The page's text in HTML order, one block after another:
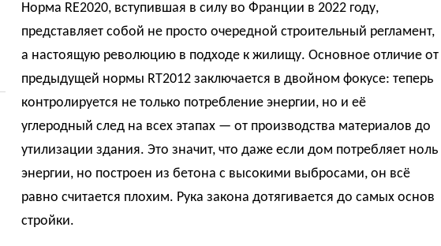
Норма RE2020, вступившая в силу во Франции в 2022 году,
представляет собой не просто очередной строительный регламент,
а настоящую революцию в подходе к жилищу. Основное отличие от
предыдущей нормы RT2012 заключается в двойном фокусе: теперь
контролируется не только потребление энергии, но и её
углеродный след на всех этапах — от производства материалов до
утилизации здания. Это значит, что даже если дом потребляет ноль
энергии, но построен из бетона с высокими выбросами, он всё
равно считается плохим. Рука закона дотягивается до самых основ
стройки.